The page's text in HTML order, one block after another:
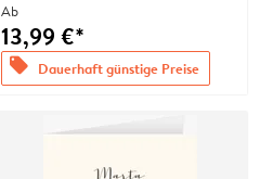
Ab
13,99 €*
offers Dauerhaft günstige Preise